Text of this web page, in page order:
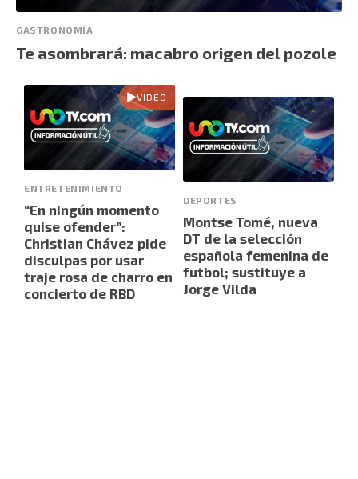
GASTRONOMÍA
Te asombrará: macabro origen del pozole
VIDEO
ENTRETENIMIENTO
“En ningún momento
quise ofender”:
Christian Chávez pide
disculpas por usar
traje rosa de charro en
concierto de RBD
DEPORTES
Montse Tomé, nueva
DT de la selección
española femenina de
futbol; sustituye a
Jorge Vilda